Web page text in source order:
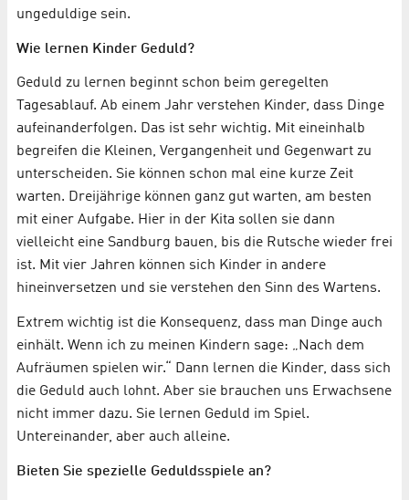
ungeduldige sein.
Wie lernen Kinder Geduld?
Geduld zu lernen beginnt schon beim geregelten
Tagesablauf. Ab einem Jahr verstehen Kinder, dass Dinge
aufeinanderfolgen. Das ist sehr wichtig. Mit eineinhalb
begreifen die Kleinen, Vergangenheit und Gegenwart zu
unterscheiden. Sie können schon mal eine kurze Zeit
warten. Dreijährige können ganz gut warten, am besten
mit einer Aufgabe. Hier in der Kita sollen sie dann
vielleicht eine Sandburg bauen, bis die Rutsche wieder frei
ist. Mit vier Jahren können sich Kinder in andere
hineinversetzen und sie verstehen den Sinn des Wartens.
Extrem wichtig ist die Konsequenz, dass man Dinge auch
einhält. Wenn ich zu meinen Kindern sage: „Nach dem
Aufräumen spielen wir.“ Dann lernen die Kinder, dass sich
die Geduld auch lohnt. Aber sie brauchen uns Erwachsene
nicht immer dazu. Sie lernen Geduld im Spiel.
Untereinander, aber auch alleine.
Bieten Sie spezielle Geduldsspiele an?